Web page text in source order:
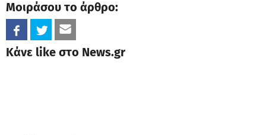
Μοιράσου το άρθρο:
Κάνε like στο News.gr